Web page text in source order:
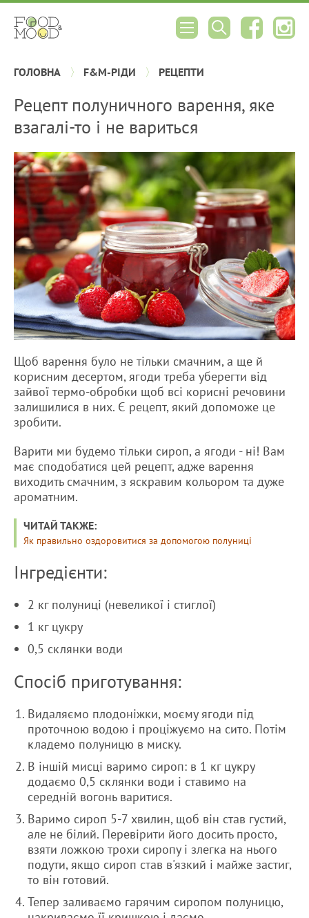
ГОЛОВНА F&M-РІДИ РЕЦЕПТИ
Рецепт полуничного варення, яке
взагалі-то і не вариться
Щоб варення було не тільки смачним, а ще й
корисним десертом, ягоди треба уберегти від
зайвої термо-обробки щоб всі корисні речовини
залишилися в них. Є рецепт, який допоможе це
зробити.
Варити ми будемо тільки сироп, а ягоди - ні! Вам
має сподобатися цей рецепт, адже варення
виходить смачним, з яскравим кольором та дуже
ароматним.
ЧИТАЙ ТАКЖЕ:
Як правильно оздоровитися за допомогою полуниці
Інгредієнти:
2 кг полуниці (невеликої і стиглої)
1 кг цукру
0,5 склянки води
Спосіб приготування:
Видаляємо плодоніжки, моєму ягоди під
проточною водою і проціжуємо на сито. Потім
кладемо полуницю в миску.
В іншій мисці варимо сироп: в 1 кг цукру
додаємо 0,5 склянки води і ставимо на
середній вогонь варитися.
Варимо сироп 5-7 хвилин, щоб він став густий,
але не білий. Перевірити його досить просто,
взяти ложкою трохи сиропу і злегка на нього
подути, якщо сироп став в'язкий і майже застиг,
то він готовий.
Тепер заливаємо гарячим сиропом полуницю,